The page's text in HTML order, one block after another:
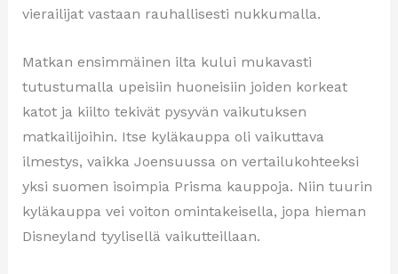
vierailijat vastaan rauhallisesti nukkumalla.
Matkan ensimmäinen ilta kului mukavasti
tutustumalla upeisiin huoneisiin joiden korkeat
katot ja kiilto tekivät pysyvän vaikutuksen
matkailijoihin. Itse kyläkauppa oli vaikuttava
ilmestys, vaikka Joensuussa on vertailukohteeksi
yksi suomen isoimpia Prisma kauppoja. Niin tuurin
kyläkauppa vei voiton omintakeisella, jopa hieman
Disneyland tyylisellä vaikutteillaan.